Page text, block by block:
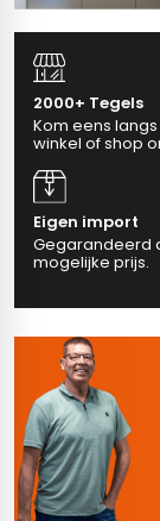
2000+ Tegels
Kom eens
winkel of shop
Eigen import
Gegarandeerd
mogelijke prijs.